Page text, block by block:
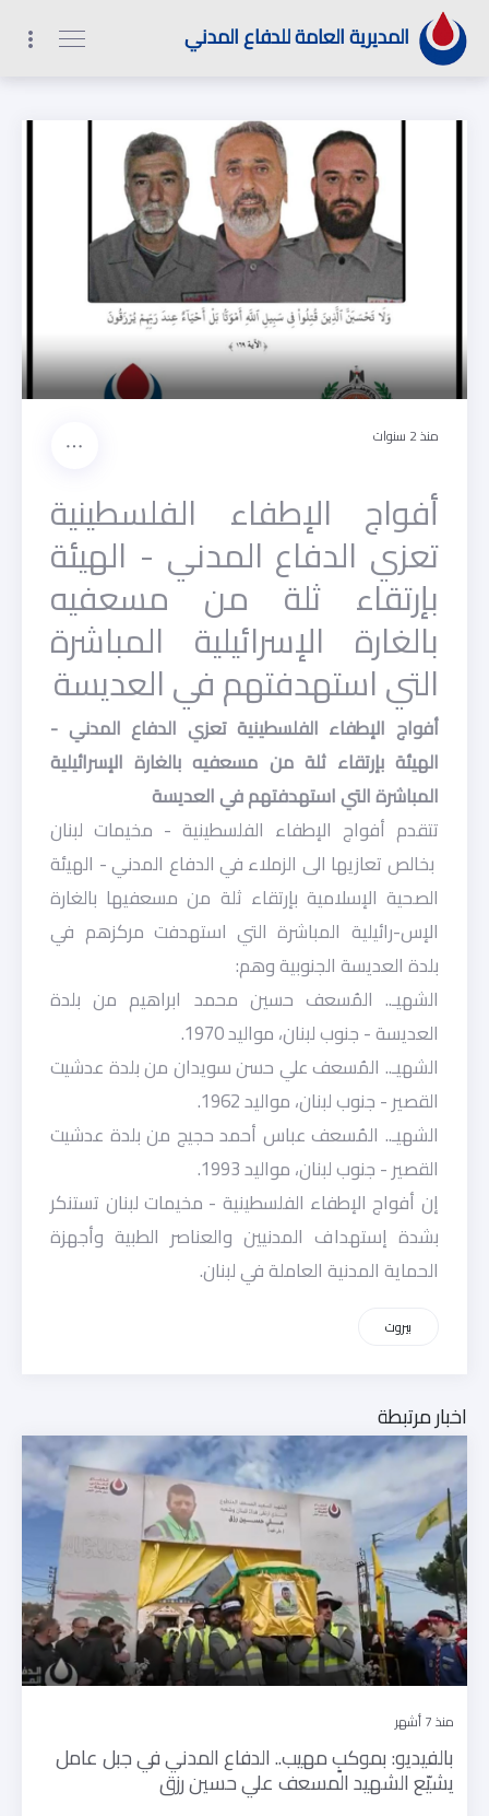
المديرية العامة للدفاع المدني
0
1
منذ 2 سنوات
أفواج الإطفاء الفلسطينية
تعزي الدفاع المدني - الهيئة
بإرتقاء ثلة من مسعفيه
بالغارة الإسرائيلية المباشرة
التي استهدفتهم في العديسة
أفواج الإطفاء الفلسطينية تعزي الدفاع المدني -
الهيئة بإرتقاء ثلة من مسعفيه بالغارة الإسرائيلية
المباشرة التي استهدفتهم في العديسة
تتقدم أفواج الإطفاء الفلسطينية - مخيمات لبنان
بخالص تعازيها الى الزملاء في الدفاع المدني - الهيئة
الصحية الإسلامية بإرتقاء ثلة من مسعفيها بالغارة
الإس-رائيلية المباشرة التي استهدفت مركزهم في
بلدة العديسة الجنوبية وهم:
الشهيـ.. المُسعف حسين محمد ابراهيم من بلدة
العديسة - جنوب لبنان، مواليد 1970.
الشهيـ.. المُسعف علي حسن سويدان من بلدة عدشيت
القصير - جنوب لبنان، مواليد 1962.
الشهيـ.. المُسعف عباس أحمد حجيج من بلدة عدشيت
القصير - جنوب لبنان، مواليد 1993.
إن أفواج الإطفاء الفلسطينية - مخيمات لبنان تستنكر
بشدة إستهداف المدنيين والعناصر الطبية وأجهزة
الحماية المدنية العاملة في لبنان.
بيروت
اخبار مرتبطة
منذ 7 أشهر
بالفيديو: بموكبٍ مهيب.. الدفاع المدني في جبل عامل
يشيّع الشهيد المسعف علي حسين رزق